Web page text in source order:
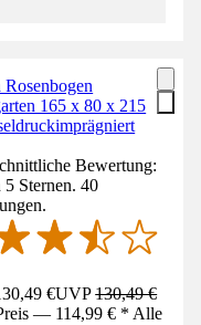
Rosenbogen
165 x 80 x 215
Bewertung:
5 Sternen. 40
€UVP130,49 €
— 114,99 € * Alle